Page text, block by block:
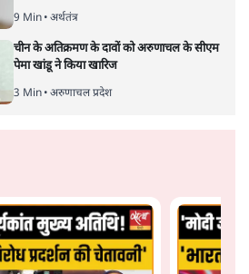
9 Min• अर्थतंत्र
चीन के अतिक्रमण के दावों को अरुणाचल के सीएम
पेमा खांडू ने किया खारिज
3 Min• अरुणाचल प्रदेश